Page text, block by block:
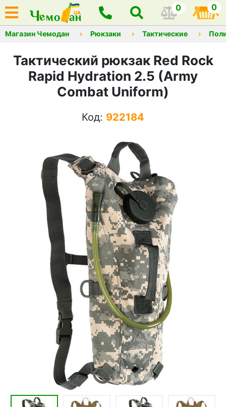
0 0
Магазин Чемодан Рюкзаки Тактические
Тактический рюкзак Red Rock
Rapid Hydration 2.5 (Army
Combat Uniform)
Код: 922184